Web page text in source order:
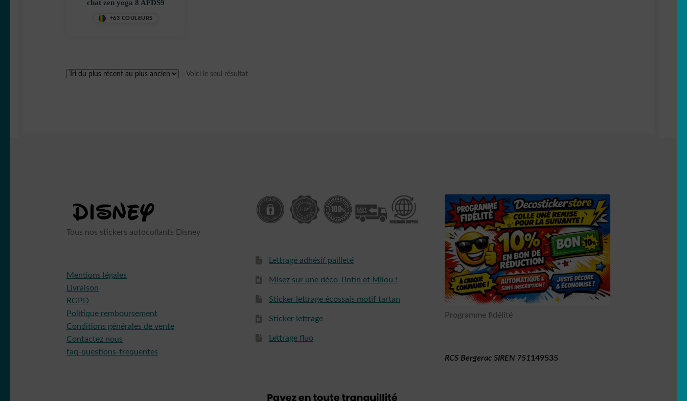
chat zen yoga 8 AFDS9
+63 COULEURS
Voici le seul résultat
Tous nos stickers autocollants Disney
Mentions légales
Livraison
RGPD
Politique remboursement
Conditions générales de vente
Contactez nous
faq-questions-frequentes
Lettrage adhésif pailleté
Misez sur une déco Tintin et Milou !
Sticker lettrage écossais motif tartan
Sticker lettrage
Lettrage fluo
Programme fidélité
RCS Bergerac SIREN 751149535